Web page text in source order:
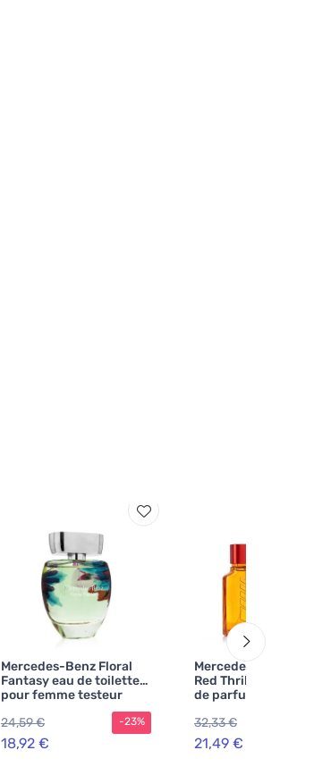
Mercedes-Benz Floral
Fantasy eau de toilette
pour femme testeur
24,59 €
18,92 €
-23%
Mercedes-Benz AMG
Red Thrill navulbare
de parfum voor heren
32,33 €
21,49 €